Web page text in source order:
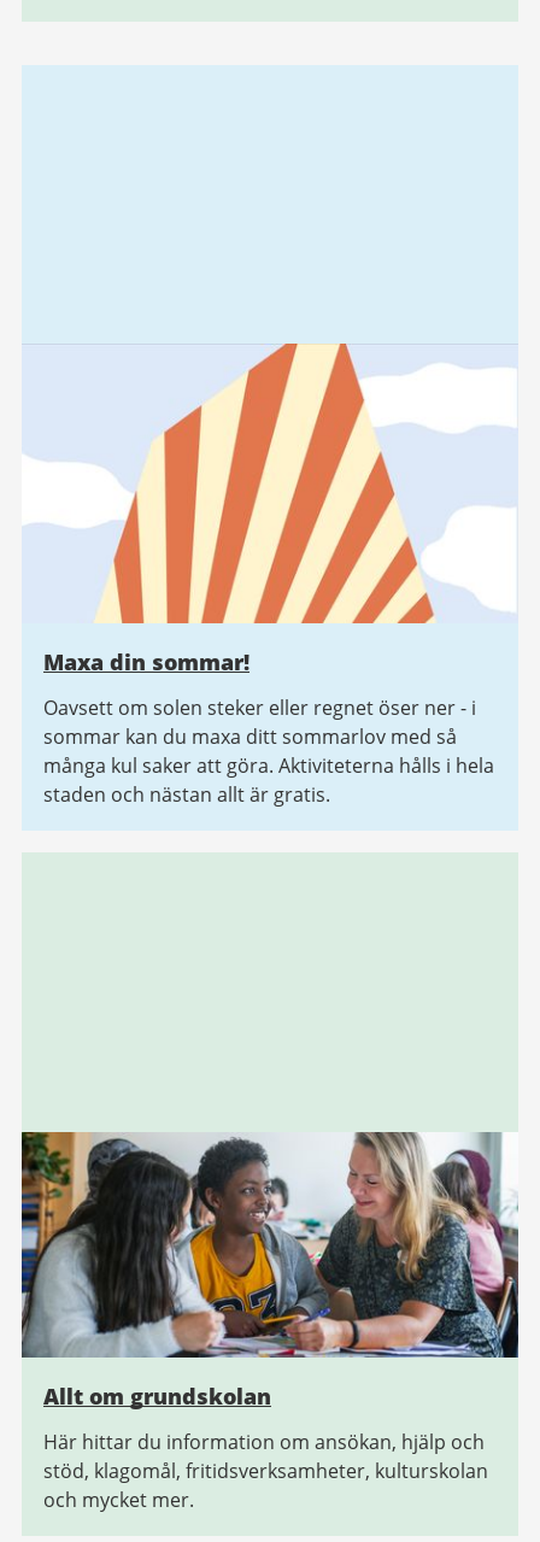
Maxa din sommar!
Oavsett om solen steker eller regnet öser ner - i
sommar kan du maxa ditt sommarlov med så
många kul saker att göra. Aktiviteterna hålls i hela
staden och nästan allt är gratis.
Allt om grundskolan
Här hittar du information om ansökan, hjälp och
stöd, klagomål, fritidsverksamheter, kulturskolan
och mycket mer.